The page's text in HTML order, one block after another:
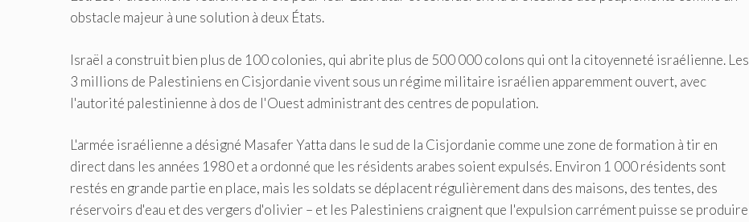
obstacle majeur à une solution à deux États.
Israël a construit bien plus de 100 colonies, qui abrite plus de 500 000 colons qui ont la citoyenneté israélienne. Les
3 millions de Palestiniens en Cisjordanie vivent sous un régime militaire israélien apparemment ouvert, avec
l'autorité palestinienne à dos de l'Ouest administrant des centres de population.
L'armée israélienne a désigné Masafer Yatta dans le sud de la Cisjordanie comme une zone de formation à tir en
direct dans les années 1980 et a ordonné que les résidents arabes soient expulsés. Environ 1 000 résidents sont
restés en grande partie en place, mais les soldats se déplacent régulièrement dans des maisons, des tentes, des
réservoirs d'eau et des vergers d'olivier – et les Palestiniens craignent que l'expulsion carrément puisse se produire